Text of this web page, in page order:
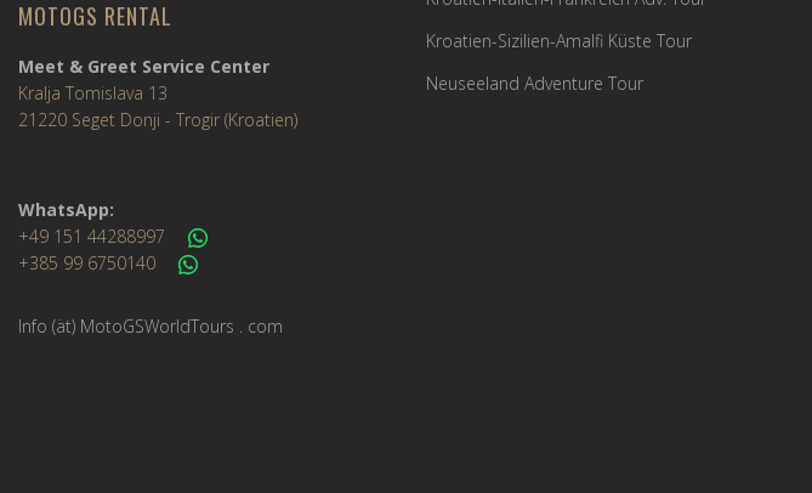
MOTOGS RENTAL
Meet & Greet Service Center
Kralja Tomislava 13
21220 Seget Donji - Trogir (Kroatien)
WhatsApp:
+49 151 44288997
+385 99 6750140
Info (ät) MotoGSWorldTours . com
Kroatien-Sizilien-Amalfi Küste Tour
Neuseeland Adventure Tour